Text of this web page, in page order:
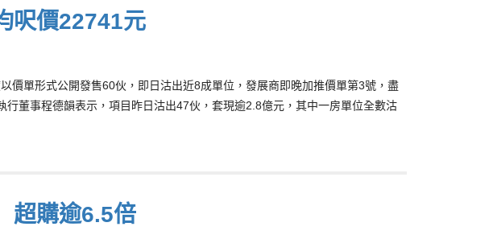
呎價22741元
價單形式公開發售60伙，即日沽出近8成單位，發展商即晚加推價單第3號，盡
董事程德韻表示，項目昨日沽出47伙，套現逾2.8億元，其中一房單位全數沽
超購逾6.5倍